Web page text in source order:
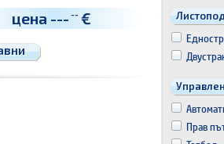
цена --- -- €
Прав